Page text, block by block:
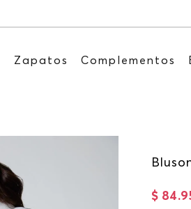
Zapatos Complementos
$ 84.